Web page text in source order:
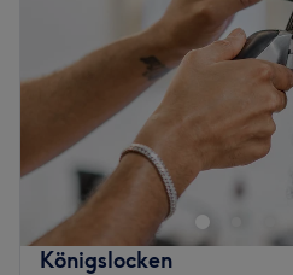
Samstag
Sonntag
Zurück zur
Königslocken